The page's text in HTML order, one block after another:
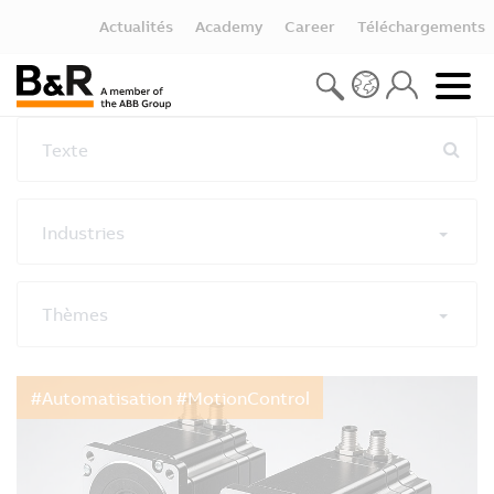
Actualités Academy Career Téléchargements
Texte
Industries
Thèmes
Réinitialiser les filtres
#Automatisation #MotionControl